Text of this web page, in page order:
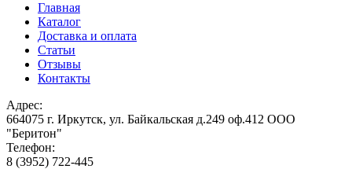
Главная
Каталог
Доставка и оплата
Статьи
Отзывы
Контакты
Адрес:
664075 г. Иркутск, ул. Байкальская д.249 оф.412 ООО
"Беритон"
Телефон:
8 (3952) 722-445